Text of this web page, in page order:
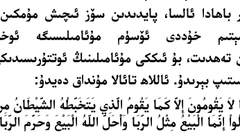
باھادا ئالسا، پايدىدىن سۆز ئىچىشمۇمكىن
خۇددى ئۆسۈم مۇئامىلىسىگە
تەھدىت، بۇ ئىككى مۇئامىلىنىڭ
بېرىدۇ. ئاللاھ تائالا مۇنداق دەيدۇ:
لاَ يَقُومُونَ إِلاَّ كَمَا يَقُومُ الَّذِي يَتَخَبَّطُهُ الشَّيْطَانُ
إِنَّمَا الْبَيْعُ مِثْلُ الرِّبَا وَأَحَلَّ اللّهُ الْبَيْعَ وَحَرَّمَ